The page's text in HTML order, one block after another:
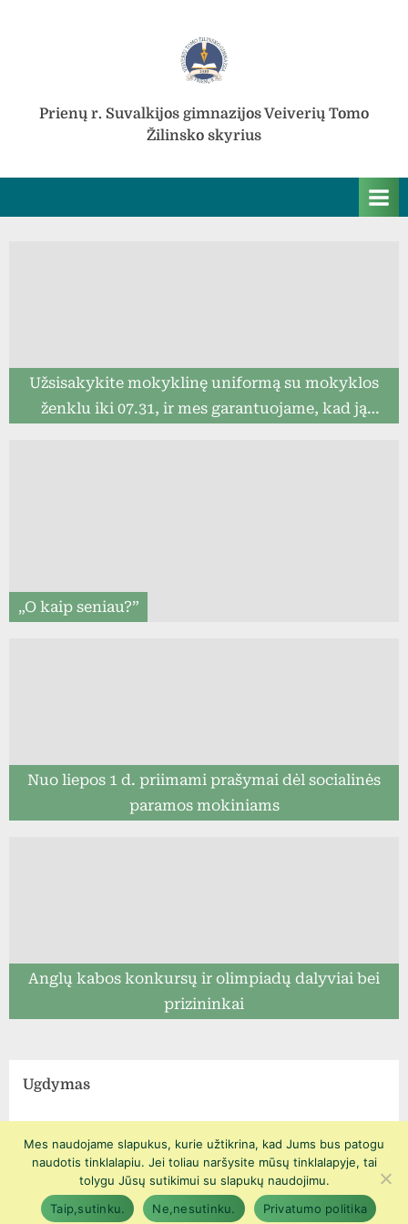
Prienų r. Suvalkijos gimnazijos Veiverių Tomo
Žilinsko skyrius
Užsisakykite mokyklinę uniformą su mokyklos
ženklu iki 07.31, ir mes garantuojame, kad ją
„O kaip seniau?”
Nuo liepos 1 d. priimami prašymai dėl socialinės
paramos mokiniams
Anglų kabos konkursų ir olimpiadų dalyviai bei
prizininkai
Ugdymas
Copyright © 2026 Prienų r. Suvalkijos gimnazijos Veiverių Tomo
Žilinsko skyrius.
Powered byPressBook Green WordPress theme
Mes naudojame slapukus, kurie užtikrina, kad Jums bus patogu
naudotis tinklalapiu. Jei toliau naršysite mūsų tinklalapyje, tai
tolygu Jūsų sutikimui su slapukų naudojimu.
Taip,sutinku.
Ne,nesutinku. Privatumo politika